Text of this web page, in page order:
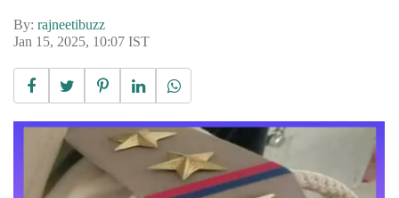
By: rajneetibuzz
Jan 15, 2025, 10:07 IST